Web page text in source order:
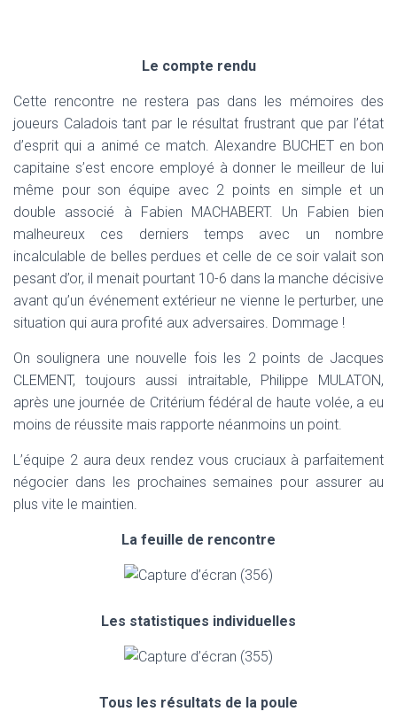
Le compte rendu
Cette rencontre ne restera pas dans les mémoires des
joueurs Caladois tant par le résultat frustrant que par l’état
d’esprit qui a animé ce match. Alexandre BUCHET en bon
capitaine s’est encore employé à donner le meilleur de lui
même pour son équipe avec 2 points en simple et un
double associé à Fabien MACHABERT. Un Fabien bien
malheureux ces derniers temps avec un nombre
incalculable de belles perdues et celle de ce soir valait son
pesant d’or, il menait pourtant 10-6 dans la manche décisive
avant qu’un événement extérieur ne vienne le perturber, une
situation qui aura profité aux adversaires. Dommage !
On soulignera une nouvelle fois les 2 points de Jacques
CLEMENT, toujours aussi intraitable, Philippe MULATON,
après une journée de Critérium fédéral de haute volée, a eu
moins de réussite mais rapporte néanmoins un point.
L’équipe 2 aura deux rendez vous cruciaux à parfaitement
négocier dans les prochaines semaines pour assurer au
plus vite le maintien.
La feuille de rencontre
Les statistiques individuelles
Tous les résultats de la poule